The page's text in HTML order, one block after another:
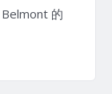
的